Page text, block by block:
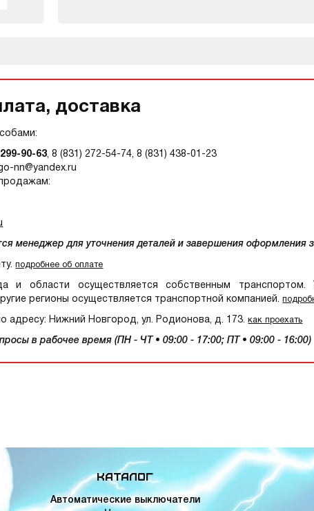
доставка
90-63, 8 (831) 272-54-74, 8 (831) 438-01-23
nn@yandex.ru
менеджер для уточнения деталей и завершения оформления
подробнее об оплате
и области осуществляется собственным транспортом.
регионы осуществляется транспортной компанией.
адресу: Нижний Новгород, ул. Родионова, д. 173.как проехать
в рабочее время (ПН - ЧТ • 09:00 - 17:00; ПТ • 09:00 - 16:00)
Каталог
Автоматические выключатели